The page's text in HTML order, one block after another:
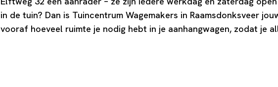
in de tuin? Dan is Tuincentrum Wagemakers in Raamsdonksveer
vooraf hoeveel ruimte je nodig hebt in je aanhangwagen, zodat je